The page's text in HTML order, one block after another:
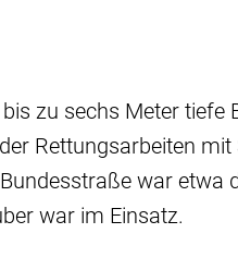
zu sechs Meter tiefe
Rettungsarbeiten mit
war etwa
war im Einsatz.